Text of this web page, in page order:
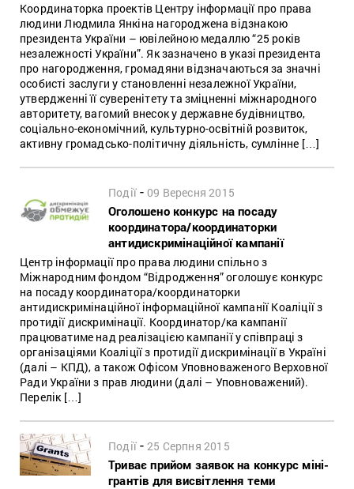
Координаторка проектів Центру інформації про права
людини Людмила Янкіна нагороджена відзнакою
президента України – ювілейною медаллю “25 років
незалежності України”. Як зазначено в указі президента
про нагородження, громадяни відзначаються за значні
особисті заслуги у становленні незалежної України,
утвердженні її суверенітету та зміцненні міжнародного
авторитету, вагомий внесок у державне будівництво,
соціально-економічний, культурно-освітній розвиток,
активну громадсько-політичну діяльність, сумлінне […]
Події - 09 Вересня 2015
Оголошено конкурс на посаду
координатора/координаторки
антидискримінаційної кампанії
Центр інформації про права людини спільно з
Міжнародним фондом “Відродження” оголошує конкурс
на посаду координатора/координаторки
антидискримінаційної інформаційної кампанії Коаліції з
протидії дискримінації. Координатор/ка кампанії
працюватиме над реалізацією кампанії у співпраці з
організаціями Коаліції з протидії дискримінації в Україні
(далі – КПД), а також Офісом Уповноваженого Верховної
Ради України з прав людини (далі – Уповноважений).
Перелік […]
Події - 25 Серпня 2015
Триває прийом заявок на конкурс міні-
грантів для висвітлення теми